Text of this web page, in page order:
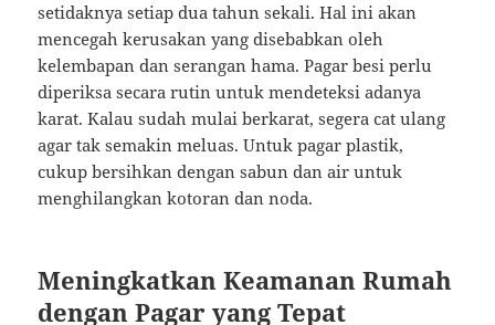
setidaknya setiap dua tahun sekali. Hal ini akan
mencegah kerusakan yang disebabkan oleh
kelembapan dan serangan hama. Pagar besi perlu
diperiksa secara rutin untuk mendeteksi adanya
karat. Kalau sudah mulai berkarat, segera cat ulang
agar tak semakin meluas. Untuk pagar plastik,
cukup bersihkan dengan sabun dan air untuk
menghilangkan kotoran dan noda.
Meningkatkan Keamanan Rumah
dengan Pagar yang Tepat